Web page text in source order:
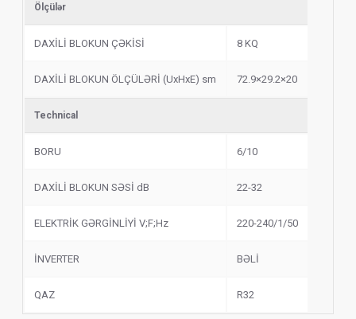
Ölçülər
DAXİLİ BLOKUN ÇƏKİSİ 8 KQ
DAXİLİ BLOKUN ÖLÇÜLƏRİ (UxHxE) sm 72.9×29.2×20
Technical
BORU 6/10
DAXİLİ BLOKUN SƏSİ dB 22-32
ELEKTRİK GƏRGİNLİYİ V;F;Hz 220-240/1/50
İNVERTER BƏLİ
QAZ R32